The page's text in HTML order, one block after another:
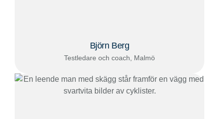
Björn Berg
Testledare och coach, Malmö